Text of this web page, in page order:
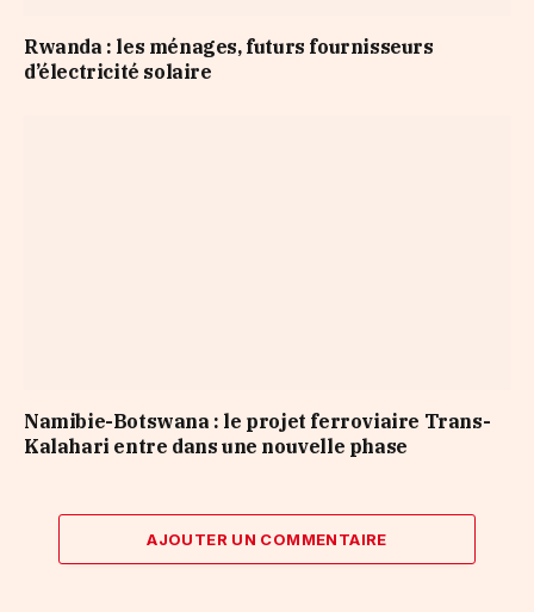
Rwanda : les ménages, futurs fournisseurs
d’électricité solaire
Namibie-Botswana : le projet ferroviaire Trans-
Kalahari entre dans une nouvelle phase
AJOUTER UN COMMENTAIRE